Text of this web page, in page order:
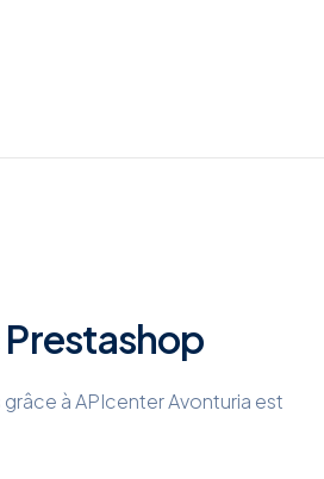
à APIcenter Avonturia est